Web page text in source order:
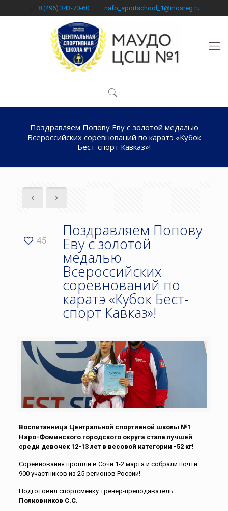
8 (496) 343-70-60 nafo_sportschool_1@mosreg.ru
Поздравляем Попову Еву с золотой медалью
Всероссийских соревнований по каратэ «Кубок
Бест-спорт Кавказ»!
45
Поздравляем Попову
Еву с золотой
медалью
Всероссийских
соревнований по
каратэ «Кубок Бест-
спорт Кавказ»!
Воспитанница Центральной спортивной школы №1
Наро-Фоминского городского округа стала лучшей
среди девочек 12-13 лет в весовой категории -52 кг!
Соревнования прошли в Сочи 1-2 марта и собрали почти
900 участников из 25 регионов России!
Подготовил спортсменку тренер-преподаватель
Полковников С.С.